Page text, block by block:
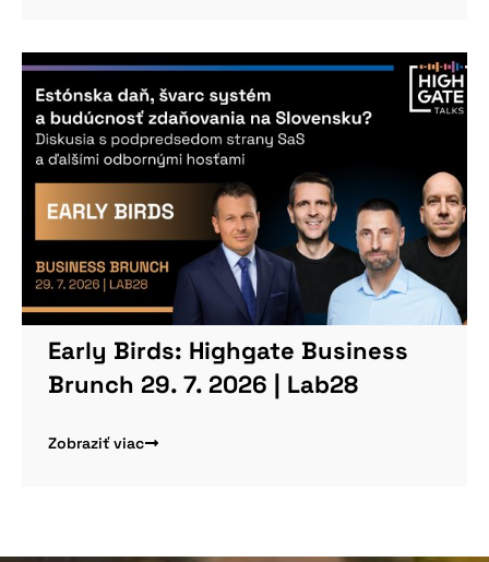
Early Birds: Highgate Business
Brunch 29. 7. 2026 | Lab28
Zobraziť viac